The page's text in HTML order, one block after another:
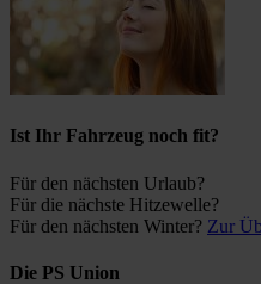
Ist Ihr Fahrzeug noch fit?
Für den nächsten Urlaub?
Für die nächste Hitzewelle?
Für den nächsten Winter? Zur
Die PS Union